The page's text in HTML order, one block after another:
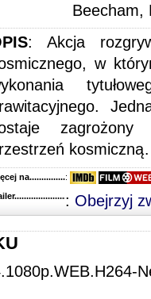
Beecham,
: Akcja
w
zagrożony
na........................................
:
: Obejrzyj